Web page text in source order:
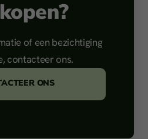
of een bezichtiging
contacteer ons.
ONS